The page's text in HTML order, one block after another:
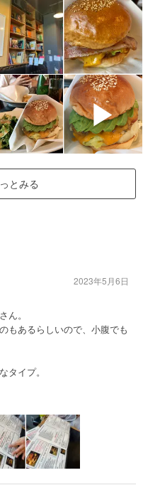
▶
とみる
ん。
もあるらしいので、小腹でも
タイプ。
2023年5月6日